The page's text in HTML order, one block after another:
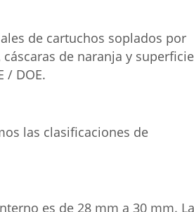
de cartuchos soplados por
de naranja y
/ DOE.
las clasificaciones de
es de 28 mm a 30 mm. La